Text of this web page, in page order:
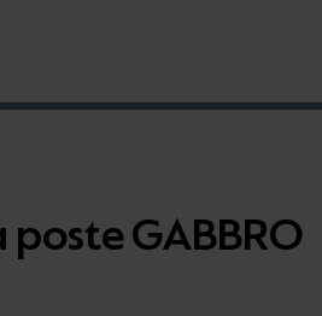
EmergenciaGABBRO